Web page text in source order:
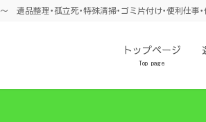
品整理･孤立死･特殊清掃･ゴミ片付け･便利仕事･
トップページ
Top page